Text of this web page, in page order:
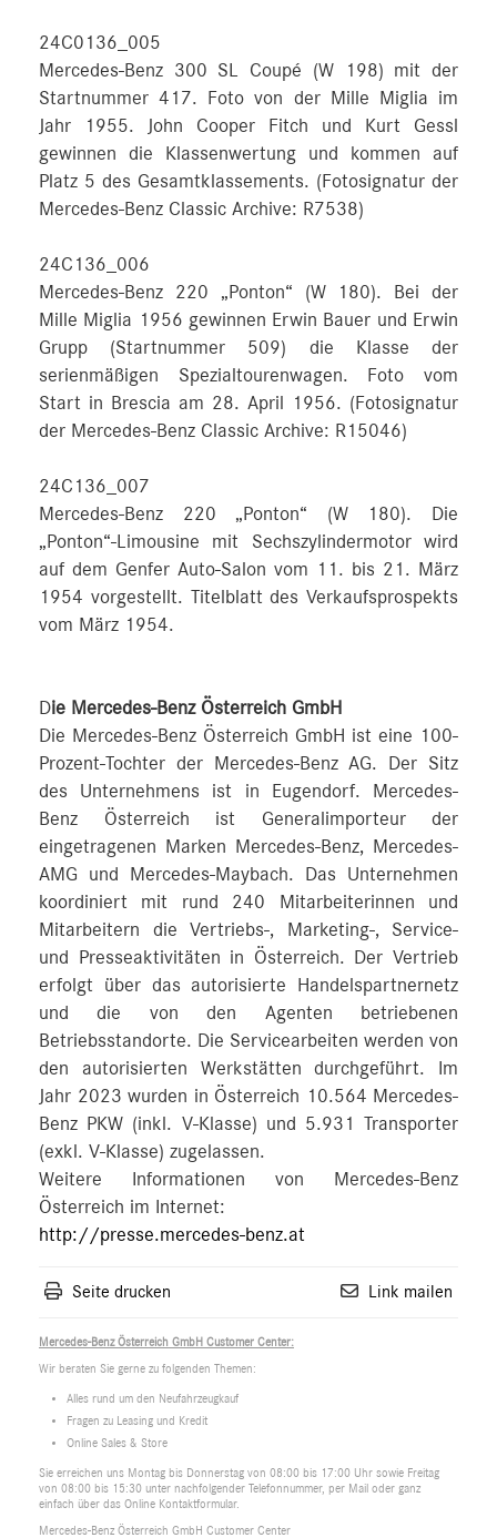
24C0136_005
Mercedes-Benz 300 SL Coupé (W 198) mit der
Startnummer 417. Foto von der Mille Miglia im
Jahr 1955. John Cooper Fitch und Kurt Gessl
gewinnen die Klassenwertung und kommen auf
Platz 5 des Gesamtklassements. (Fotosignatur der
Mercedes-Benz Classic Archive: R7538)
24C136_006
Mercedes-Benz 220 „Ponton“ (W 180). Bei der
Mille Miglia 1956 gewinnen Erwin Bauer und Erwin
Grupp (Startnummer 509) die Klasse der
serienmäßigen Spezialtourenwagen. Foto vom
Start in Brescia am 28. April 1956. (Fotosignatur
der Mercedes-Benz Classic Archive: R15046)
24C136_007
Mercedes-Benz 220 „Ponton“ (W 180). Die
„Ponton“-Limousine mit Sechszylindermotor wird
auf dem Genfer Auto-Salon vom 11. bis 21. März
1954 vorgestellt. Titelblatt des Verkaufsprospekts
vom März 1954.
Die Mercedes-Benz Österreich GmbH
Die Mercedes-Benz Österreich GmbH ist eine 100-
Prozent-Tochter der Mercedes-Benz AG. Der Sitz
des Unternehmens ist in Eugendorf. Mercedes-
Benz Österreich ist Generalimporteur der
eingetragenen Marken Mercedes-Benz, Mercedes-
AMG und Mercedes-Maybach. Das Unternehmen
koordiniert mit rund 240 Mitarbeiterinnen und
Mitarbeitern die Vertriebs-, Marketing-, Service-
und Presseaktivitäten in Österreich. Der Vertrieb
erfolgt über das autorisierte Handelspartnernetz
und die von den Agenten betriebenen
Betriebsstandorte. Die Servicearbeiten werden von
den autorisierten Werkstätten durchgeführt. Im
Jahr 2023 wurden in Österreich 10.564 Mercedes-
Benz PKW (inkl. V-Klasse) und 5.931 Transporter
(exkl. V-Klasse) zugelassen.
Weitere Informationen von Mercedes-Benz
Österreich im Internet:
http://presse.mercedes-benz.at
Seite drucken Link mailen
Mercedes-Benz Österreich GmbH Customer Center:
Wir beraten Sie gerne zu folgenden Themen:
Alles rund um den Neufahrzeugkauf
Fragen zu Leasing und Kredit
Online Sales & Store
Sie erreichen uns Montag bis Donnerstag von 08:00 bis 17:00 Uhr sowie Freitag
von 08:00 bis 15:30 unter nachfolgender Telefonnummer, per Mail oder ganz
einfach über das Online Kontaktformular.
Mercedes-Benz Österreich GmbH Customer Center